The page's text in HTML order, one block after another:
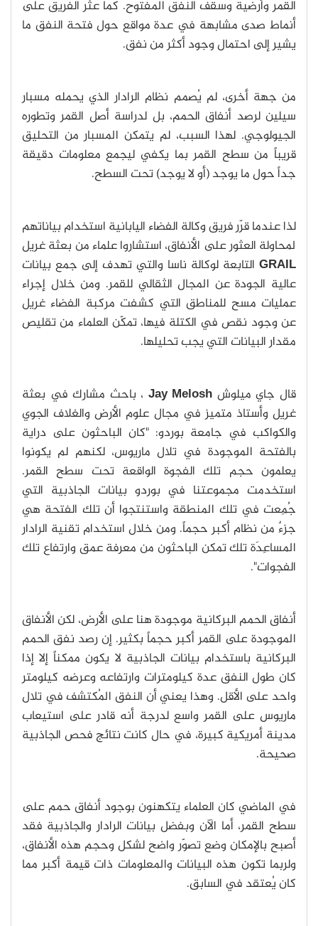
القمر وأرضية وسقف النفق المفتوح. كما عثر الفريق على
أنماط صدى مشابهة في عدة مواقع حول فتحة النفق ما
يشير إلى احتمال وجود أكثر من نفق.
من جهة أخرى، لم يُصمم نظام الرادار الذي يحمله مسبار
سيلين لرصد أنفاق الحمم، بل لدراسة أصل القمر وتطوره
الجيولوجي. لهذا السبب، لم يتمكن المسبار من التحليق
قريباً من سطح القمر بما يكفي ليجمع معلومات دقيقة
جداً حول ما يوجد (أو لا يوجد) تحت السطح.
لذا عندما قرّر فريق وكالة الفضاء اليابانية استخدام بياناتهم
لمحاولة العثور على الأنفاق، استشاروا علماء من بعثة غريل
GRAIL التابعة لوكالة ناسا والتي تهدف إلى جمع بيانات
عالية الجودة عن المجال الثقالي للقمر. ومن خلال إجراء
عمليات مسح للمناطق التي كشفت مركبة الفضاء غريل
عن وجود نقص في الكتلة فيها، تمكّن العلماء من تقليص
مقدار البيانات التي يجب تحليلها.
قال جاي ميلوش
، باحث مشارك في بعثة
غريل وأستاذ متميز في مجال علوم الأرض والغلاف الجوي
والكواكب في جامعة بوردو: "كان الباحثون على دراية
بالفتحة الموجودة في تلال ماريوس، لكنهم لم يكونوا
يعلمون حجم تلك الفجوة الواقعة تحت سطح القمر.
استخدمت مجموعتنا في بوردو بيانات الجاذبية التي
جُمِعت في تلك المنطقة واستنتجوا أن تلك الفتحة هي
جزءٌ من نظام أكبر حجماً. ومن خلال استخدام تقنية الرادار
المساعِدَة تلك تمكن الباحثون من معرفة عمق وارتفاع تلك
الفجوات".
أنفاق الحمم البركانية موجودة هنا على الأرض، لكن الأنفاق
الموجودة على القمر أكبر حجماً بكثير. إن رصد نفق الحمم
البركانية باستخدام بيانات الجاذبية لا يكون ممكناً إلا إذا
كان طول النفق عدة كيلومترات وارتفاعه وعرضه كيلومتر
واحد على الأقل. وهذا يعني أن النفق المُكتشف في تلال
ماريوس على القمر واسع لدرجة أنه قادر على استيعاب
مدينة أمريكية كبيرة، في حال كانت نتائج فحص الجاذبية
صحيحة.
في الماضي كان العلماء يتكهنون بوجود أنفاق حمم على
سطح القمر، أما الآن وبفضل بيانات الرادار والجاذبية فقد
أصبح بالإمكان وضع تصوّر واضح لشكل وحجم هذه الأنفاق،
ولربما تكون هذه البيانات والمعلومات ذات قيمة أكبر مما
كان يُعتقد في السابق.